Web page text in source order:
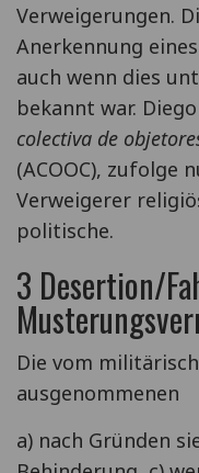
Verweigerungen.
Anerkennung
auch wenn dies
bekannt war.
colectiva de
(ACOOC), zufolge
Verweigerer
politische.
3 Desertion/
Die vom
ausgenommenen
a) nach Gründen